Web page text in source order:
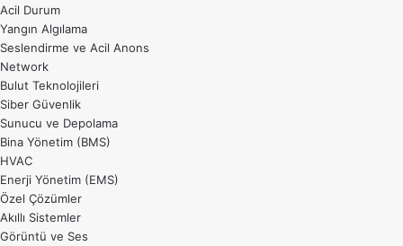
Acil Durum
Yangın Algılama
Seslendirme ve Acil Anons
Network
Bulut Teknolojileri
Siber Güvenlik
Sunucu ve Depolama
Bina Yönetim (BMS)
HVAC
Enerji Yönetim (EMS)
Özel Çözümler
Akıllı Sistemler
Görüntü ve Ses